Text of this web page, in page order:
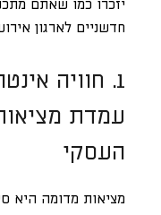
חדשניים לארגון
1. חוויה
העסקי
מציאות מדומה היא